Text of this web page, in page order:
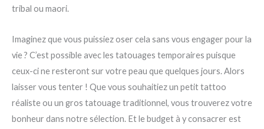
tribal ou maori.
Imaginez que vous puissiez oser cela sans vous engager pour la
vie ? C’est possible avec les tatouages temporaires puisque
ceux-ci ne resteront sur votre peau que quelques jours. Alors
laisser vous tenter ! Que vous souhaitiez un petit tattoo
réaliste ou un gros tatouage traditionnel, vous trouverez votre
bonheur dans notre sélection. Et le budget à y consacrer est